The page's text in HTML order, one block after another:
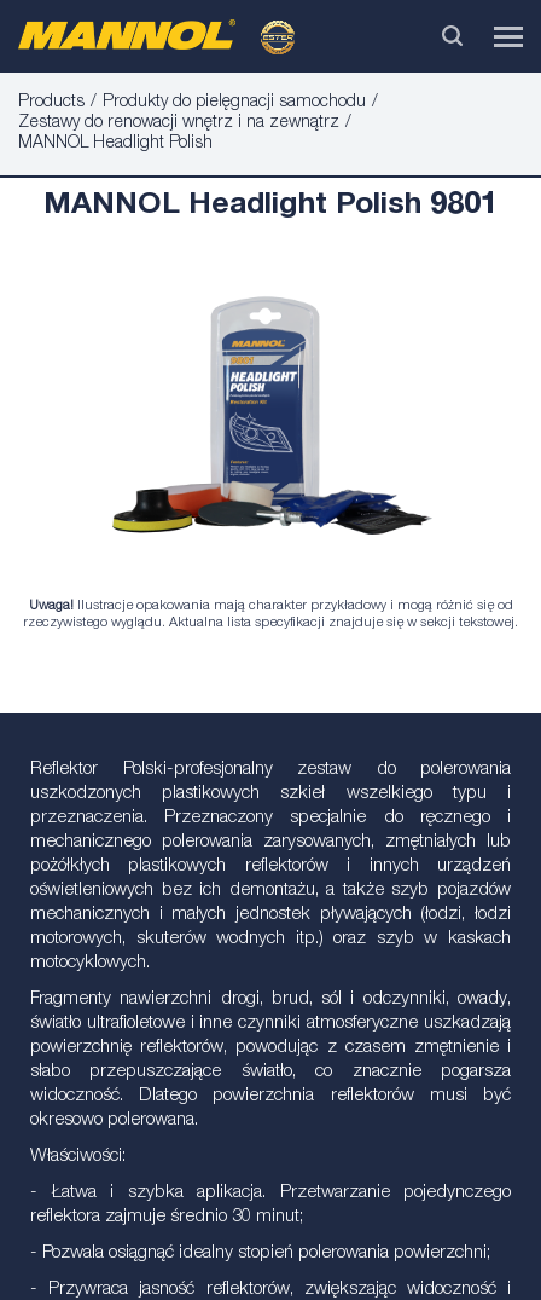
Products
Produkty do pielęgnacji samochodu
Zestawy do renowacji wnętrz i na zewnątrz
MANNOL Headlight Polish
MANNOL Headlight Polish 9801
Uwaga! Ilustracje opakowania mają charakter przykładowy i mogą różnić się od
rzeczywistego wyglądu. Aktualna lista specyfikacji znajduje się w sekcji tekstowej.
Reflektor Polski-profesjonalny zestaw do polerowania
uszkodzonych plastikowych szkieł wszelkiego typu i
przeznaczenia. Przeznaczony specjalnie do ręcznego i
mechanicznego polerowania zarysowanych, zmętniałych lub
pożółkłych plastikowych reflektorów i innych urządzeń
oświetleniowych bez ich demontażu, a także szyb pojazdów
mechanicznych i małych jednostek pływających (łodzi, łodzi
motorowych, skuterów wodnych itp.) oraz szyb w kaskach
motocyklowych.
Fragmenty nawierzchni drogi, brud, sól i odczynniki, owady,
światło ultrafioletowe i inne czynniki atmosferyczne uszkadzają
powierzchnię reflektorów, powodując z czasem zmętnienie i
słabo przepuszczające światło, co znacznie pogarsza
widoczność. Dlatego powierzchnia reflektorów musi być
okresowo polerowana.
Właściwości:
- Łatwa i szybka aplikacja. Przetwarzanie pojedynczego
reflektora zajmuje średnio 30 minut;
- Pozwala osiągnąć idealny stopień polerowania powierzchni;
- Przywraca jasność reflektorów, zwiększając widoczność i